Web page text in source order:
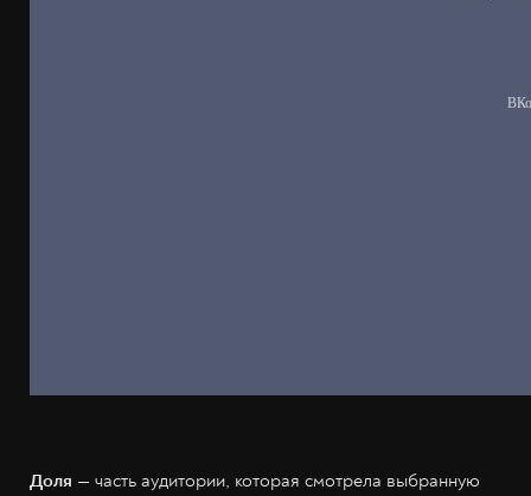
Доля — часть аудитории, которая смотрела выбранную